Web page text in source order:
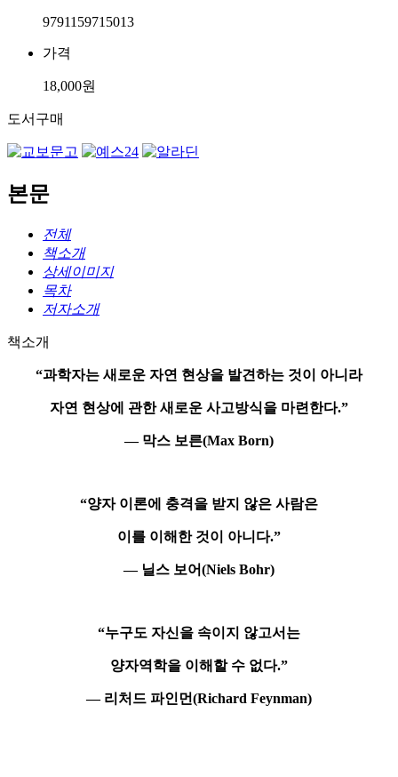
9791159715013
가격
18,000원
도서구매
본문
전체
책소개
상세이미지
목차
저자소개
책소개
“과학자는 새로운 자연 현상을 발견하는 것이 아니라
자연 현상에 관한 새로운 사고방식을 마련한다.”
― 막스 보른(Max Born)
“양자 이론에 충격을 받지 않은 사람은
이를 이해한 것이 아니다.”
― 닐스 보어(Niels Bohr)
“누구도 자신을 속이지 않고서는
양자역학을 이해할 수 없다.”
― 리처드 파인먼(Richard Feynman)